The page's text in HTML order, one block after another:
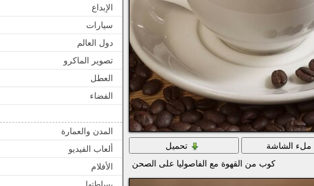
الإبداع
سيارات
دول العالم
تصوير الماكرو
العطل
الفضاء
المدن والعمارة
ألعاب الفيديو
الأفلام
ملء الشاشة
تحميل
كوب من القهوة مع الفاصوليا على الصحن